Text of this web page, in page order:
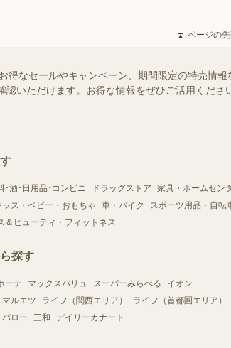
ページの
得なセールやキャンペーン、期間限定の特売情報
いただけます。お得な情報をぜひご活用くださ
･酒･日用品･コンビニ ドラッグストア
家具・ホームセン
ッズ・ベビー・おもちゃ 車・バイク
スポーツ用品・自転
＆ビューティ・フィットネス
探す
ーテ マックスバリュ スーパーみらべる
イオン
マルエツ ライフ（関西エリア）
ライフ（首都圏エリア）
バロー 三和 デイリーカナート